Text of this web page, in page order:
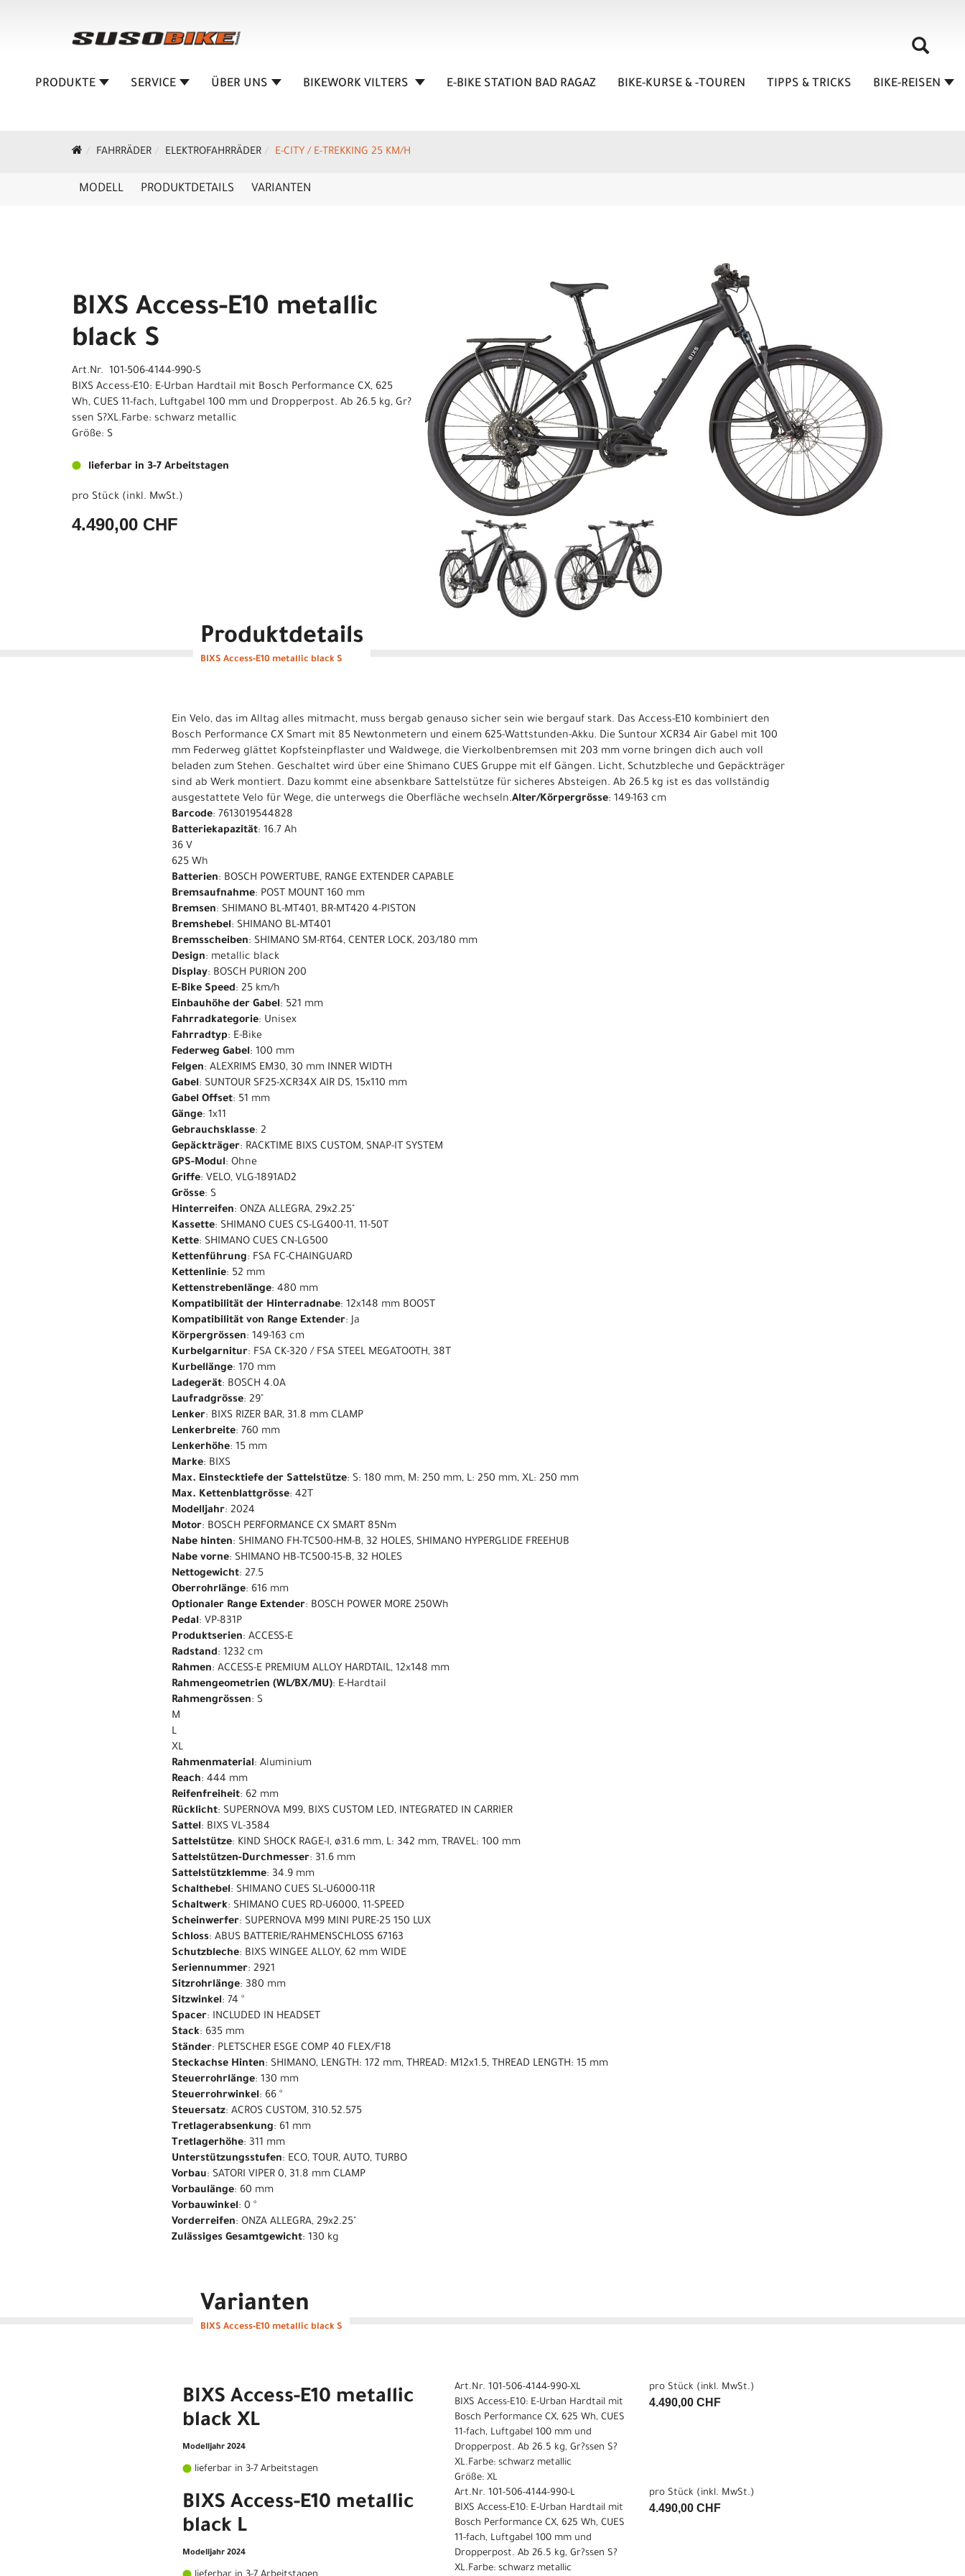
PRODUKTE SERVICE ÜBER UNS BIKEWORK VILTERS E-BIKE STATION BAD RAGAZ BIKE-KURSE & -TOUREN TIPPS & TRICKS BIKE-REISEN
FAHRRÄDER ELEKTROFAHRRÄDER E-CITY / E-TREKKING 25 KM/H
MODELL PRODUKTDETAILS VARIANTEN
BIXS Access-E10 metallic
black S
Art.Nr. 101-506-4144-990-S
BIXS Access-E10: E-Urban Hardtail mit Bosch Performance CX, 625
Wh, CUES 11-fach, Luftgabel 100 mm und Dropperpost. Ab 26.5 kg, Gr?
ssen S?XL.Farbe: schwarz metallic
Größe: S
lieferbar in 3-7 Arbeitstagen
pro Stück (inkl. MwSt.)
4.490,00 CHF
Produktdetails
BIXS Access-E10 metallic black S
Ein Velo, das im Alltag alles mitmacht, muss bergab genauso sicher sein wie bergauf stark. Das Access-E10 kombiniert den
Bosch Performance CX Smart mit 85 Newtonmetern und einem 625-Wattstunden-Akku. Die Suntour XCR34 Air Gabel mit 100
mm Federweg glättet Kopfsteinpflaster und Waldwege, die Vierkolbenbremsen mit 203 mm vorne bringen dich auch voll
beladen zum Stehen. Geschaltet wird über eine Shimano CUES Gruppe mit elf Gängen. Licht, Schutzbleche und Gepäckträger
sind ab Werk montiert. Dazu kommt eine absenkbare Sattelstütze für sicheres Absteigen. Ab 26.5 kg ist es das vollständig
ausgestattete Velo für Wege, die unterwegs die Oberfläche wechseln.Alter/Körpergrösse: 149-163 cm
Barcode: 7613019544828
Batteriekapazität: 16.7 Ah
36 V
625 Wh
Batterien: BOSCH POWERTUBE, RANGE EXTENDER CAPABLE
Bremsaufnahme: POST MOUNT 160 mm
Bremsen: SHIMANO BL-MT401, BR-MT420 4-PISTON
Bremshebel: SHIMANO BL-MT401
Bremsscheiben: SHIMANO SM-RT64, CENTER LOCK, 203/180 mm
Design: metallic black
Display: BOSCH PURION 200
E-Bike Speed: 25 km/h
Einbauhöhe der Gabel: 521 mm
Fahrradkategorie: Unisex
Fahrradtyp: E-Bike
Federweg Gabel: 100 mm
Felgen: ALEXRIMS EM30, 30 mm INNER WIDTH
Gabel: SUNTOUR SF25-XCR34X AIR DS, 15x110 mm
Gabel Offset: 51 mm
Gänge: 1x11
Gebrauchsklasse: 2
Gepäckträger: RACKTIME BIXS CUSTOM, SNAP-IT SYSTEM
GPS-Modul: Ohne
Griffe: VELO, VLG-1891AD2
Grösse: S
Hinterreifen: ONZA ALLEGRA, 29x2.25"
Kassette: SHIMANO CUES CS-LG400-11, 11-50T
Kette: SHIMANO CUES CN-LG500
Kettenführung: FSA FC-CHAINGUARD
Kettenlinie: 52 mm
Kettenstrebenlänge: 480 mm
Kompatibilität der Hinterradnabe: 12x148 mm BOOST
Kompatibilität von Range Extender: Ja
Körpergrössen: 149-163 cm
Kurbelgarnitur: FSA CK-320 / FSA STEEL MEGATOOTH, 38T
Kurbellänge: 170 mm
Ladegerät: BOSCH 4.0A
Laufradgrösse: 29"
Lenker: BIXS RIZER BAR, 31.8 mm CLAMP
Lenkerbreite: 760 mm
Lenkerhöhe: 15 mm
Marke: BIXS
Max. Einstecktiefe der Sattelstütze: S: 180 mm, M: 250 mm, L: 250 mm, XL: 250 mm
Max. Kettenblattgrösse: 42T
Modelljahr: 2024
Motor: BOSCH PERFORMANCE CX SMART 85Nm
Nabe hinten: SHIMANO FH-TC500-HM-B, 32 HOLES, SHIMANO HYPERGLIDE FREEHUB
Nabe vorne: SHIMANO HB-TC500-15-B, 32 HOLES
Nettogewicht: 27.5
Oberrohrlänge: 616 mm
Optionaler Range Extender: BOSCH POWER MORE 250Wh
Pedal: VP-831P
Produktserien: ACCESS-E
Radstand: 1232 cm
Rahmen: ACCESS-E PREMIUM ALLOY HARDTAIL, 12x148 mm
Rahmengeometrien (WL/BX/MU): E-Hardtail
Rahmengrössen: S
M
L
XL
Rahmenmaterial: Aluminium
Reach: 444 mm
Reifenfreiheit: 62 mm
Rücklicht: SUPERNOVA M99, BIXS CUSTOM LED, INTEGRATED IN CARRIER
Sattel: BIXS VL-3584
Sattelstütze: KIND SHOCK RAGE-I, ø31.6 mm, L: 342 mm, TRAVEL: 100 mm
Sattelstützen-Durchmesser: 31.6 mm
Sattelstützklemme: 34.9 mm
Schalthebel: SHIMANO CUES SL-U6000-11R
Schaltwerk: SHIMANO CUES RD-U6000, 11-SPEED
Scheinwerfer: SUPERNOVA M99 MINI PURE-25 150 LUX
Schloss: ABUS BATTERIE/RAHMENSCHLOSS 67163
Schutzbleche: BIXS WINGEE ALLOY, 62 mm WIDE
Seriennummer: 2921
Sitzrohrlänge: 380 mm
Sitzwinkel: 74 °
Spacer: INCLUDED IN HEADSET
Stack: 635 mm
Ständer: PLETSCHER ESGE COMP 40 FLEX/F18
Steckachse Hinten: SHIMANO, LENGTH: 172 mm, THREAD: M12x1.5, THREAD LENGTH: 15 mm
Steuerrohrlänge: 130 mm
Steuerrohrwinkel: 66 °
Steuersatz: ACROS CUSTOM, 310.52.575
Tretlagerabsenkung: 61 mm
Tretlagerhöhe: 311 mm
Unterstützungsstufen: ECO, TOUR, AUTO, TURBO
Vorbau: SATORI VIPER 0, 31.8 mm CLAMP
Vorbaulänge: 60 mm
Vorbauwinkel: 0 °
Vorderreifen: ONZA ALLEGRA, 29x2.25"
Zulässiges Gesamtgewicht: 130 kg
Varianten
BIXS Access-E10 metallic black S
BIXS Access-E10 metallic
black XL
Modelljahr 2024
lieferbar in 3-7 Arbeitstagen
Art.Nr. 101-506-4144-990-XL
BIXS Access-E10: E-Urban Hardtail mit
Bosch Performance CX, 625 Wh, CUES
11-fach, Luftgabel 100 mm und
Dropperpost. Ab 26.5 kg, Gr?ssen S?
XL.Farbe: schwarz metallic
Größe: XL
pro Stück (inkl. MwSt.)
4.490,00 CHF
BIXS Access-E10 metallic
black L
Modelljahr 2024
Art.Nr. 101-506-4144-990-L
BIXS Access-E10: E-Urban Hardtail mit
Bosch Performance CX, 625 Wh, CUES
11-fach, Luftgabel 100 mm und
Dropperpost. Ab 26.5 kg, Gr?ssen S?
XL.Farbe: schwarz metallic
pro Stück (inkl. MwSt.)
4.490,00 CHF